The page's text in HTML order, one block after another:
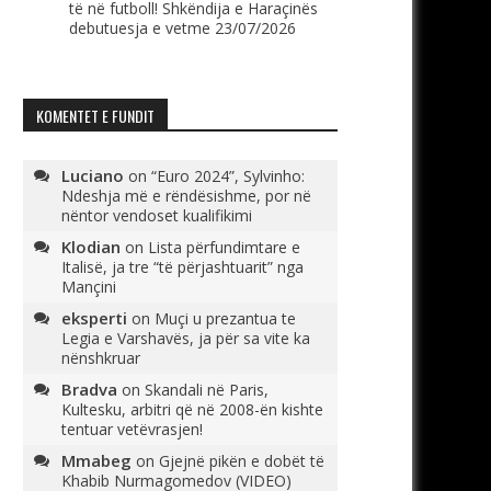
të në futboll! Shkëndija e Haraçinës
debutuesja e vetme 23/07/2026
KOMENTET E FUNDIT
Luciano on “Euro 2024”, Sylvinho:
Ndeshja më e rëndësishme, por në
nëntor vendoset kualifikimi
Klodian on Lista përfundimtare e
Italisë, ja tre “të përjashtuarit” nga
Mançini
eksperti on Muçi u prezantua te
Legia e Varshavës, ja për sa vite ka
nënshkruar
Bradva on Skandali në Paris,
Kultesku, arbitri që në 2008-ën kishte
tentuar vetëvrasjen!
Mmabeg on Gjejnë pikën e dobët të
Khabib Nurmagomedov (VIDEO)